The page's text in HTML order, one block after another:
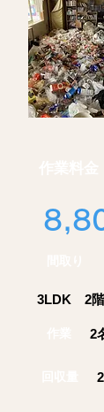
3LDK 2階
2